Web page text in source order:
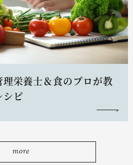
理栄養士＆食のプロが教
シピ
more